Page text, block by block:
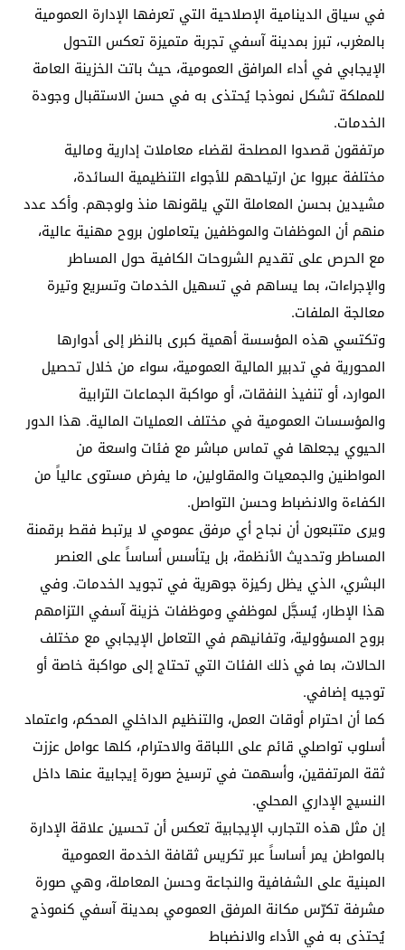
في سياق الدينامية الإصلاحية التي تعرفها الإدارة العمومية
بالمغرب، تبرز بمدينة آسفي تجربة متميزة تعكس التحول
الإيجابي في أداء المرافق العمومية، حيث باتت الخزينة العامة
للمملكة تشكل نموذجا يُحتذى به في حسن الاستقبال وجودة
الخدمات.
مرتفقون قصدوا المصلحة لقضاء معاملات إدارية ومالية
مختلفة عبروا عن ارتياحهم للأجواء التنظيمية السائدة،
مشيدين بحسن المعاملة التي يلقونها منذ ولوجهم. وأكد عدد
منهم أن الموظفات والموظفين يتعاملون بروح مهنية عالية،
مع الحرص على تقديم الشروحات الكافية حول المساطر
والإجراءات، بما يساهم في تسهيل الخدمات وتسريع وتيرة
معالجة الملفات.
وتكتسي هذه المؤسسة أهمية كبرى بالنظر إلى أدوارها
المحورية في تدبير المالية العمومية، سواء من خلال تحصيل
الموارد، أو تنفيذ النفقات، أو مواكبة الجماعات الترابية
والمؤسسات العمومية في مختلف العمليات المالية. هذا الدور
الحيوي يجعلها في تماس مباشر مع فئات واسعة من
المواطنين والجمعيات والمقاولين، ما يفرض مستوى عالياً من
الكفاءة والانضباط وحسن التواصل.
ويرى متتبعون أن نجاح أي مرفق عمومي لا يرتبط فقط برقمنة
المساطر وتحديث الأنظمة، بل يتأسس أساساً على العنصر
البشري، الذي يظل ركيزة جوهرية في تجويد الخدمات. وفي
هذا الإطار، يُسجَّل لموظفي وموظفات خزينة آسفي التزامهم
بروح المسؤولية، وتفانيهم في التعامل الإيجابي مع مختلف
الحالات، بما في ذلك الفئات التي تحتاج إلى مواكبة خاصة أو
توجيه إضافي.
كما أن احترام أوقات العمل، والتنظيم الداخلي المحكم، واعتماد
أسلوب تواصلي قائم على اللباقة والاحترام، كلها عوامل عززت
ثقة المرتفقين، وأسهمت في ترسيخ صورة إيجابية عنها داخل
النسيج الإداري المحلي.
إن مثل هذه التجارب الإيجابية تعكس أن تحسين علاقة الإدارة
بالمواطن يمر أساساً عبر تكريس ثقافة الخدمة العمومية
المبنية على الشفافية والنجاعة وحسن المعاملة، وهي صورة
مشرفة تكرّس مكانة المرفق العمومي بمدينة آسفي كنموذج
يُحتذى به في الأداء والانضباط